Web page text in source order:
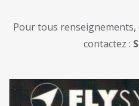
Pour tous renseignements,
contactez :